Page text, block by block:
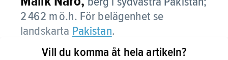
2 462 m ö.h. För belägenhet se
landskarta Pakistan.
Vill du komma åt hela artikeln?